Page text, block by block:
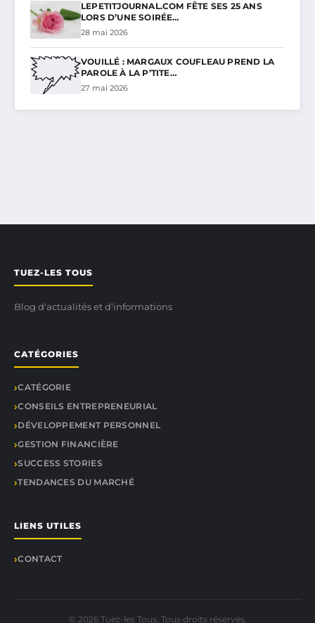
LEPETITJOURNAL.COM FÊTE SES 25 ANS
LORS D’UNE SOIRÉE…
28 mai 2026
VOUILLÉ : MARGAUX COUFLEAU PREND LA
PAROLE À LA P’TITE…
27 mai 2026
TUEZ-LES TOUS
Blog d'actualités et d'informations
CATÉGORIES
CATÉGORIE
CONSEILS ENTREPRENEURIAL
DÉVELOPPEMENT PERSONNEL
GESTION FINANCIÈRE
SUCCESS STORIES
TENDANCES DU MARCHÉ
LIENS UTILES
CONTACT
© 2026 Tuez-les Tous. Tous droits réservés.